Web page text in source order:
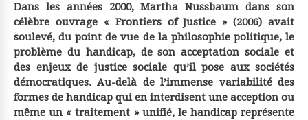
Dans les années 2000, Martha Nussbaum dans son
célèbre ouvrage « Frontiers of Justice » (2006) avait
soulevé, du point de vue de la philosophie politique, le
problème du handicap, de son acceptation sociale et
des enjeux de justice sociale qu’il pose aux sociétés
démocratiques. Au-delà de l’immense variabilité des
formes de handicap qui en interdisent une acception ou
même un « traitement » unifié, le handicap représente